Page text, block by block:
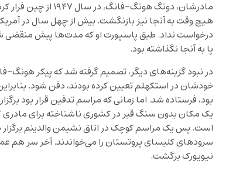
هیچ وقت به آنجا نیز بازنگشت. بیش از چهل سال در
درخواست نداد. طبق پاسپورت او که مدت‌ها پیش منقضی
پا به آنجا نگذاشته بود.
در نبود گزینه‌های دیگر، تصمیم گرفته شد که پیکر هونگ-
خودشان در استکهلم تعیین کرده بودند، دفن شود.
بود، فرستاده شد. اما زمانی که مراسم تدفین قرار بود
یک مکان بدون سنگ قبر در کشوری ناشناخته برای مادری
است. پس یک مراسم کوچک در اتاق نشیمن والدینم برگزار
سرودهای کلیسای پروتستان را می‌خواندند. آخر سر هم
نیویورک برگشت.